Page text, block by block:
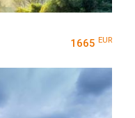
1665 EUR